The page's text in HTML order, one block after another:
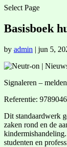
Select Page
Basisboek
by admin | jun 5,
Signaleren –
Referentie:
Dit standaardwerk
zaken rond en de
studenten en